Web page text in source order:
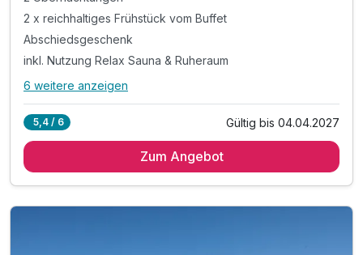
2 x reichhaltiges Frühstück vom Buffet
Abschiedsgeschenk
inkl. Nutzung Relax Sauna & Ruheraum
Alle Inklusivleistungen
2 x reichhaltiges Frühstück vom Buffet
6 weitere anzeigen
5,4 / 6 Gültig bis 04.04.2027
Zum Angebot